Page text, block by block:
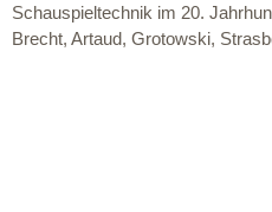
Schauspieltechnik im 20.
Brecht, Artaud, Grotowski,